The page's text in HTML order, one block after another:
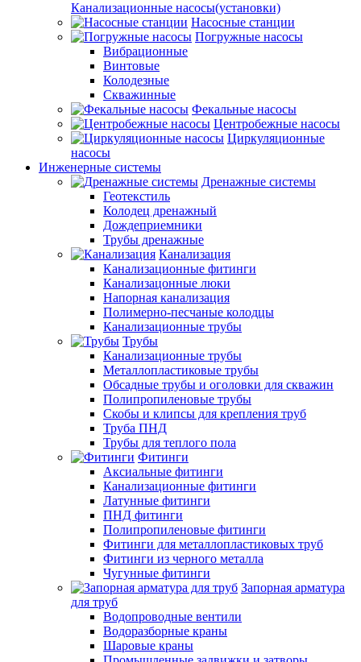
Канализационные насосы(установки)
Насосные станции
Погружные насосы
Вибрационные
Винтовые
Колодезные
Скважинные
Фекальные насосы
Центробежные насосы
Циркуляционные
насосы
Инженерные системы
Дренажные системы
Геотекстиль
Колодец дренажный
Дождеприемники
Трубы дренажные
Канализация
Канализационные фитинги
Канализацонные люки
Напорная канализация
Полимерно-песчаные колодцы
Канализационные трубы
Трубы
Канализационные трубы
Металлопластиковые трубы
Обсадные трубы и оголовки для скважин
Полипропиленовые трубы
Скобы и клипсы для крепления труб
Труба ПНД
Трубы для теплого пола
Фитинги
Аксиальные фитинги
Канализационные фитинги
Латунные фитинги
ПНД фитинги
Полипропиленовые фитинги
Фитинги для металлопластиковых труб
Фитинги из черного металла
Чугунные фитинги
Запорная арматура
для труб
Водопроводные вентили
Водоразборные краны
Шаровые краны